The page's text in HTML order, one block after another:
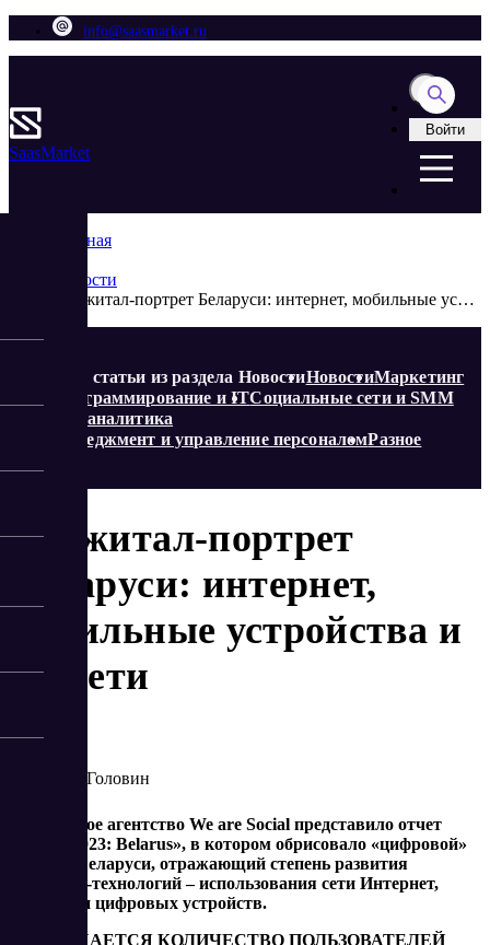
info@saasmarket.ru
SaasMarket
Войти
Главная
Новости
Диджитал-портрет Беларуси: интернет, мобильные устройства и соцсети
Еще статьи из раздела НовостиНовостиМаркетинг
Программирование и ITСоциальные сети и SMM
Веб-аналитика
Менеджмент и управление персоналомРазное
Диджитал-портрет
Беларуси: интернет,
мобильные устройства и
соцсети
3/17/2023
Артур Головин
Креативное агентство We are Social представило отчет
«Digital 2023: Belarus», в котором обрисовало «цифровой»
портрет Беларуси, отражающий степень развития
диджитал-­технологий – использования сети Интернет,
соцсетей и цифровых устройств.
CОКРАЩАЕТСЯ КОЛИЧЕСТВО ПОЛЬЗОВАТЕЛЕЙ